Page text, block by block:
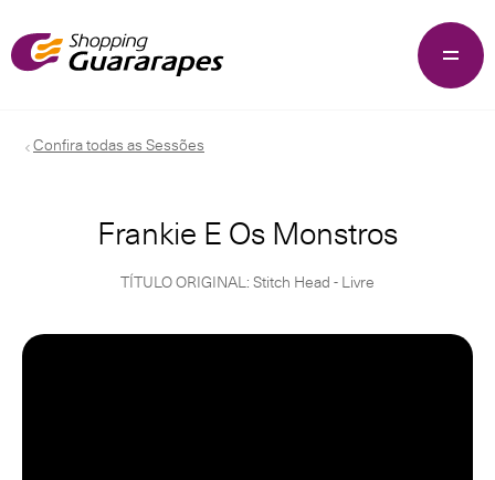
Confira todas as Sessões
Frankie E Os Monstros
TÍTULO ORIGINAL: Stitch Head - Livre